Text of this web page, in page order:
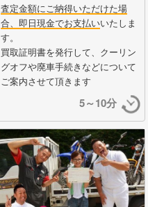
査定金額にご納得いただけた場
合、即日現金でお支払いいたしま
す。
買取証明書を発行して、クーリン
グオフや廃車手続きなどについて
ご案内させて頂きます
5～10分